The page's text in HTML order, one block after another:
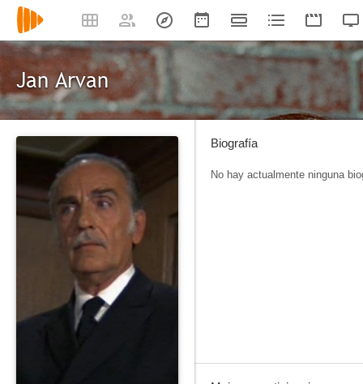
Jan Arvan
Biografía
No hay actualmente ninguna